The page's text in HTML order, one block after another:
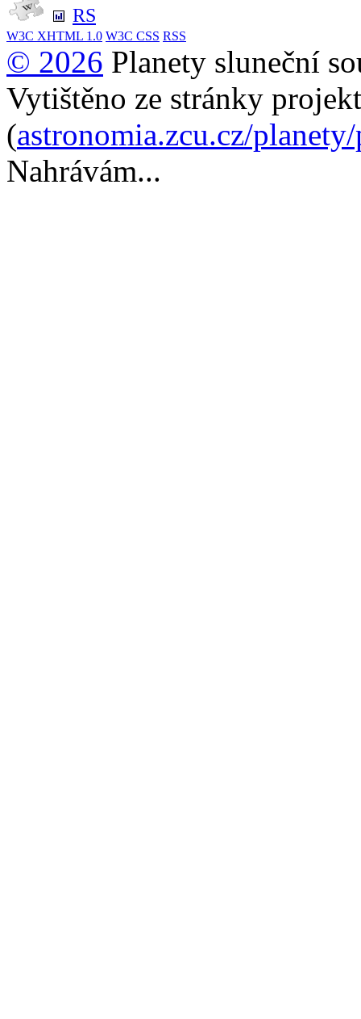
RS
W3C XHTML 1.0 W3C CSS RSS
© 2026 Planety sluneční
Vytištěno ze stránky
(astronomia.zcu.cz/
Nahrávám...